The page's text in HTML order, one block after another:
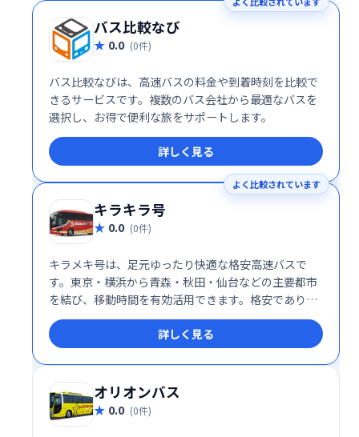
バス比較なび
0.0 (0件)
バス比較なびは、高速バスの料金や到着時刻を比較で
きるサービスです。複数のバス会社から最適なバスを
選択し、お得で便利な旅をサポートします。
詳しく見る
よく比較されています
キラキラ号
0.0 (0件)
キラメキ号は、足元ゆったり快適な格安高速バスで
す。東京・横浜から青森・秋田・仙台などの主要都市
を結び、移動時間を有効活用できます。格安でありな
がら、心地良い旅をお届けします。
詳しく見る
オリオンバス
0.0 (0件)